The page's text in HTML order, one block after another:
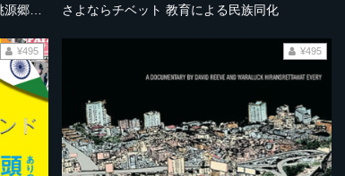
さよならチベット 教育による民族同化
¥495 ¥495